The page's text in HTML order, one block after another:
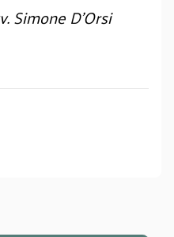
Simone D’Orsi